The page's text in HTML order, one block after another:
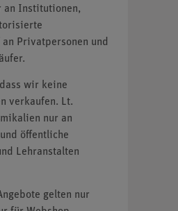
an Institutionen,
Privatpersonen und
wir keine
verkaufen. Lt.
nur an
öffentliche
Lehranstalten
gelten nur